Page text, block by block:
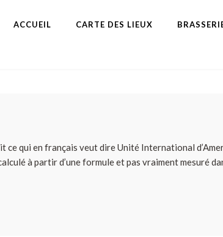
ACCUEIL CARTE DES LIEUX
qui en français veut dire Unité International
à partir d’une formule et pas vraiment mesuré